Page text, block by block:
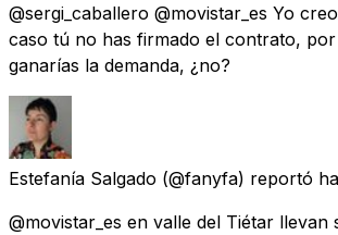
@sergi_caballero @movistar_es Yo
caso tú no has firmado el contrato,
ganarías la demanda, ¿no?
Estefanía Salgado (@fanyfa) reportó
@movistar_es en valle del Tiétar llevan